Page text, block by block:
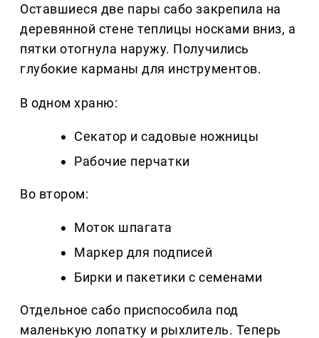
Оставшиеся две пары сабо закрепила на
деревянной стене теплицы носками вниз, а
пятки отогнула наружу. Получились
глубокие карманы для инструментов.
В одном храню:
Секатор и садовые ножницы
Рабочие перчатки
Во втором:
Моток шпагата
Маркер для подписей
Бирки и пакетики с семенами
Отдельное сабо приспособила под
маленькую лопатку и рыхлитель. Теперь